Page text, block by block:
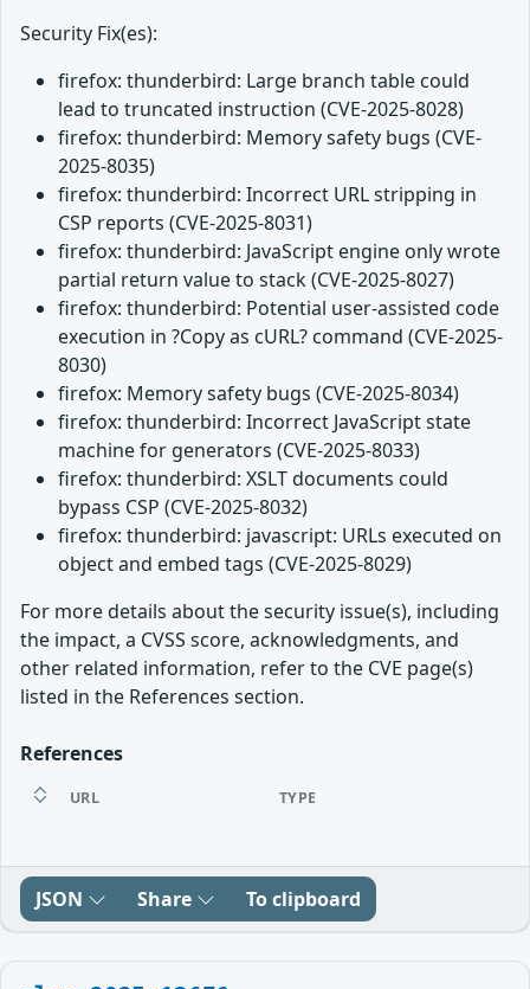
Security Fix(es):
firefox: thunderbird: Large branch table could
lead to truncated instruction (CVE-2025-8028)
firefox: thunderbird: Memory safety bugs (CVE-
2025-8035)
firefox: thunderbird: Incorrect URL stripping in
CSP reports (CVE-2025-8031)
firefox: thunderbird: JavaScript engine only wrote
partial return value to stack (CVE-2025-8027)
firefox: thunderbird: Potential user-assisted code
execution in ?Copy as cURL? command (CVE-2025-
8030)
firefox: Memory safety bugs (CVE-2025-8034)
firefox: thunderbird: Incorrect JavaScript state
machine for generators (CVE-2025-8033)
firefox: thunderbird: XSLT documents could
bypass CSP (CVE-2025-8032)
firefox: thunderbird: javascript: URLs executed on
object and embed tags (CVE-2025-8029)
For more details about the security issue(s), including
the impact, a CVSS score, acknowledgments, and
other related information, refer to the CVE page(s)
listed in the References section.
References
URL TYPE
JSON Share To clipboard